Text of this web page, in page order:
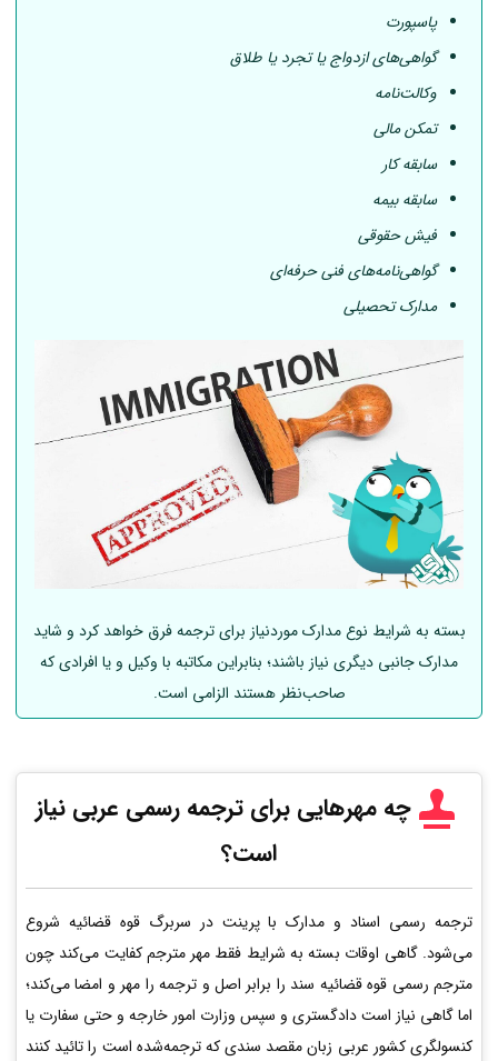
پاسپورت
گواهی‌های ازدواج یا تجرد یا طلاق
وکالت‌نامه
تمکن مالی
سابقه کار
سابقه بیمه
فیش حقوقی
گواهی‌نامه‌های فنی حرفه‌ای
مدارک تحصیلی
بسته به شرایط نوع مدارک موردنیاز برای ترجمه فرق خواهد کرد و شاید
مدارک جانبی دیگری نیاز باشند؛ بنابراین مکاتبه با وکیل و یا افرادی که
صاحب‌نظر هستند الزامی است.
چه مهرهایی برای ترجمه رسمی عربی نیاز
است؟
ترجمه رسمی اسناد و مدارک با پرینت در سربرگ قوه قضائیه شروع
می‌شود. گاهی اوقات بسته به شرایط فقط مهر مترجم کفایت می‌کند چون
مترجم رسمی قوه قضائیه سند را برابر اصل و ترجمه را مهر و امضا می‌کند؛
اما گاهی نیاز است دادگستری و سپس وزارت امور خارجه و حتی سفارت یا
کنسولگری کشور عربی زبان مقصد سندی که ترجمه‌شده است را تائید کنند